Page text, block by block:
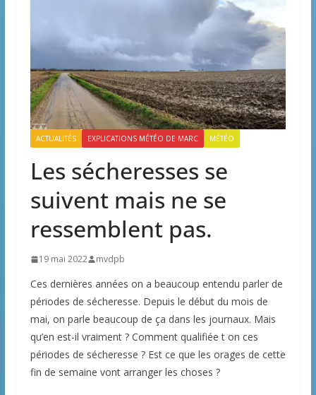
ACTUALITÉS EXPLICATIONS MÉTÉO DE MARC MÉTÉO
Les sécheresses se
suivent mais ne se
ressemblent pas.
19 mai 2022 mvdpb
Ces dernières années on a beaucoup entendu parler de
périodes de sécheresse. Depuis le début du mois de
mai, on parle beaucoup de ça dans les journaux. Mais
qu’en est-il vraiment ? Comment qualifiée t on ces
périodes de sécheresse ? Est ce que les orages de cette
fin de semaine vont arranger les choses ?